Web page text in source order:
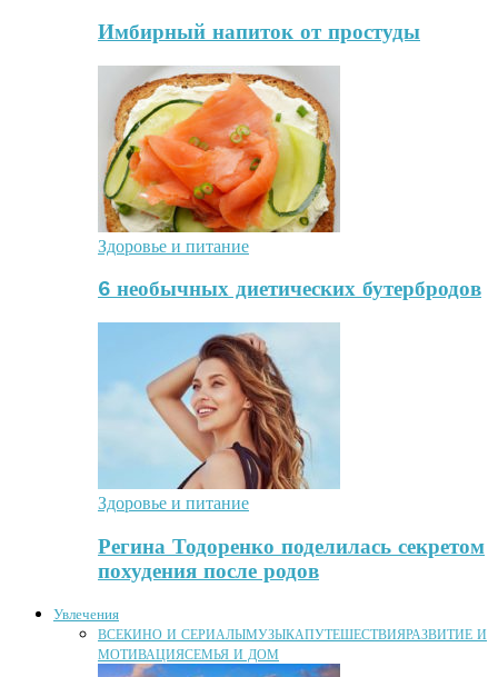
Имбирный напиток от простуды
Здоровье и питание
6 необычных диетических бутербродов
Здоровье и питание
Регина Тодоренко поделилась секретом
похудения после родов
Увлечения
ВСЕКИНО И СЕРИАЛЫМУЗЫКАПУТЕШЕСТВИЯРАЗВИТИЕ И
МОТИВАЦИЯСЕМЬЯ И ДОМ